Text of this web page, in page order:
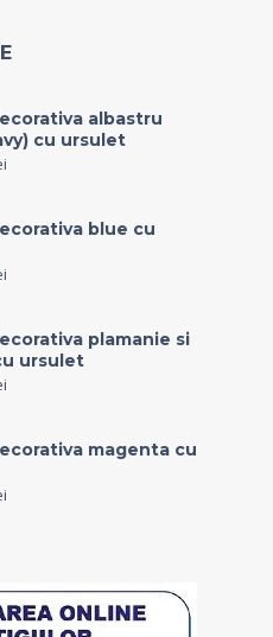
albastru
cu ursulet
blue cu
plamanie si
ursulet
magenta cu